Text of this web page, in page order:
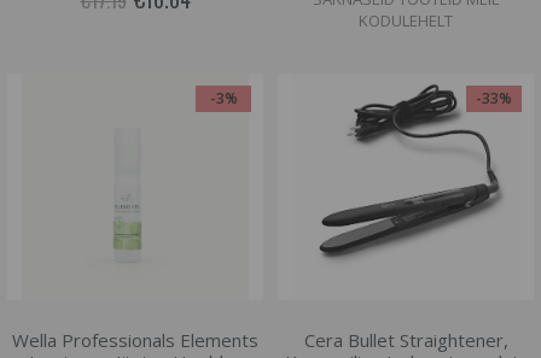
KODULEHELT
-3%
Wella Professionals Elements
-33%
Cera Bullet Straightener,